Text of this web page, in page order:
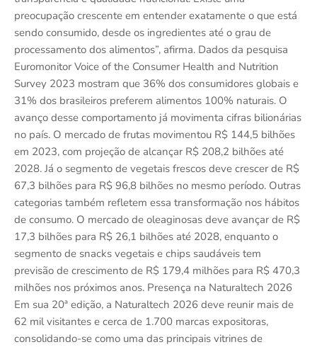
preocupação crescente em entender exatamente o que está
sendo consumido, desde os ingredientes até o grau de
processamento dos alimentos”, afirma. Dados da pesquisa
Euromonitor Voice of the Consumer Health and Nutrition
Survey 2023 mostram que 36% dos consumidores globais e
31% dos brasileiros preferem alimentos 100% naturais. O
avanço desse comportamento já movimenta cifras bilionárias
no país. O mercado de frutas movimentou R$ 144,5 bilhões
em 2023, com projeção de alcançar R$ 208,2 bilhões até
2028. Já o segmento de vegetais frescos deve crescer de R$
67,3 bilhões para R$ 96,8 bilhões no mesmo período. Outras
categorias também refletem essa transformação nos hábitos
de consumo. O mercado de oleaginosas deve avançar de R$
17,3 bilhões para R$ 26,1 bilhões até 2028, enquanto o
segmento de snacks vegetais e chips saudáveis tem
previsão de crescimento de R$ 179,4 milhões para R$ 470,3
milhões nos próximos anos. Presença na Naturaltech 2026
Em sua 20ª edição, a Naturaltech 2026 deve reunir mais de
62 mil visitantes e cerca de 1.700 marcas expositoras,
consolidando-se como uma das principais vitrines de